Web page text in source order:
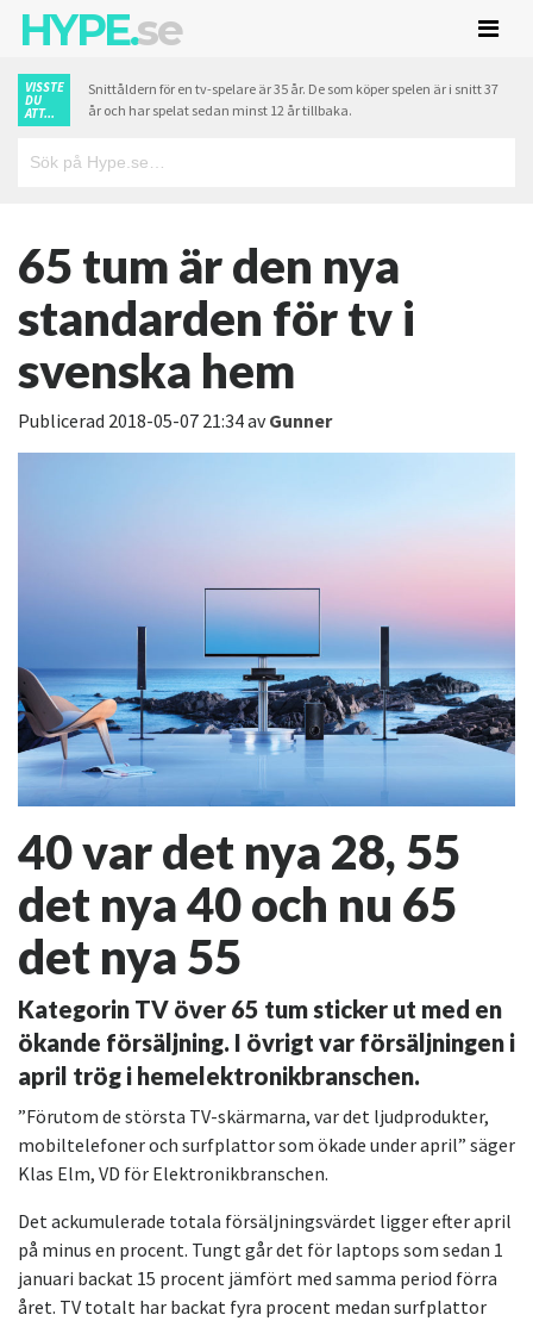
HYPE.se
VISSTE
DU
ATT...
Snittåldern för en tv-spelare är 35 år. De som köper spelen är i snitt 37
år och har spelat sedan minst 12 år tillbaka.
65 tum är den nya
standarden för tv i
svenska hem
Publicerad 2018-05-07 21:34avGunner
40 var det nya 28, 55
det nya 40 och nu 65
det nya 55
Kategorin TV över 65 tum sticker ut med en
ökande försäljning. I övrigt var försäljningen i
april trög i hemelektronikbranschen.
”Förutom de största TV-skärmarna, var det ljudprodukter,
mobiltelefoner och surfplattor som ökade under april” säger
Klas Elm, VD för Elektronikbranschen.
Det ackumulerade totala försäljningsvärdet ligger efter april
på minus en procent. Tungt går det för laptops som sedan 1
januari backat 15 procent jämfört med samma period förra
året. TV totalt har backat fyra procent medan surfplattor